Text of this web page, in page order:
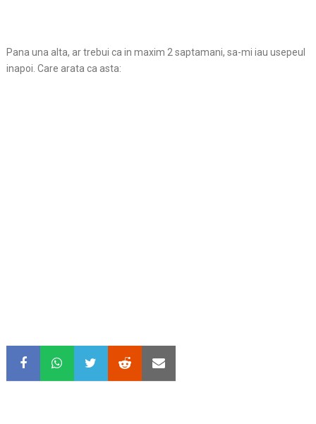
Pana una alta, ar trebui ca in maxim 2 saptamani, sa-mi iau usepeul
inapoi. Care arata ca asta: